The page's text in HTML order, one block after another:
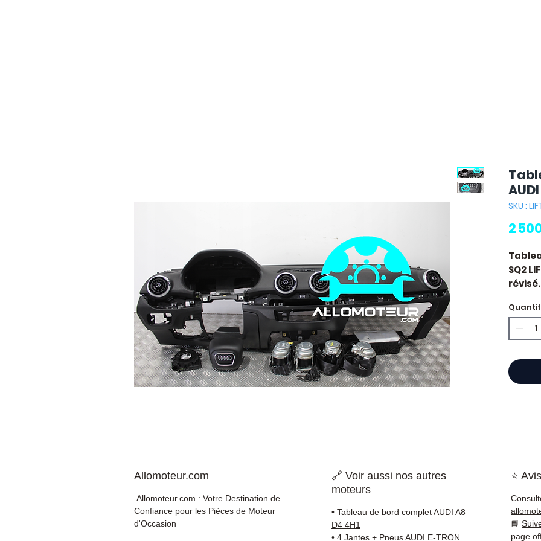
SKU :
2
SQ2
Audi.
reste
Allomoteur.com
Allomoteur.com : Votre Destination de
Confiance pour les Pièces de Moteur
d'Occasion
🔗 Voir aussi nos autres
moteurs
• Tableau de bord complet AUDI A8
D4 4H1
• 4 Jantes + Pneus AUDI E-TRON
⭐
📘
page